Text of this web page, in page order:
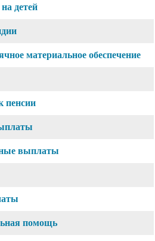
детей
материальное обеспечение
пенсии
выплаты
помощь